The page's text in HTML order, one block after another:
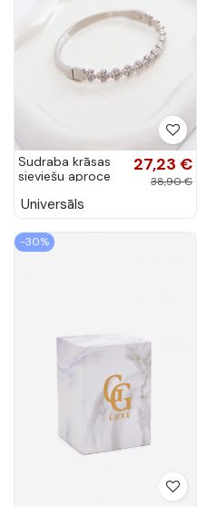
Sudraba krāsas
sieviešu aproce
akmentiņiem
27,23 €
38,90 €
Universāls
-30%